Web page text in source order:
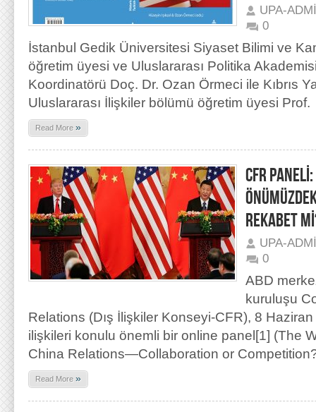
UPA-
0
İstanbul Gedik Üniversitesi Siyaset Bilimi ve
öğretim üyesi ve Uluslararası Politika
Koordinatörü Doç. Dr. Ozan Örmeci ile Kıbrıs
Uluslararası İlişkiler bölümü öğretim üyesi Prof.
Read More »
CFR
REKABET
UPA-
0
ABD
kuruluşu
Relations (Dış İlişkiler Konseyi-CFR), 8
ilişkileri konulu önemli bir online panel[1] (The
China Relations—Collaboration or
Read More »